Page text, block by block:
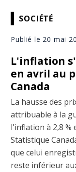
SOCIÉTÉ
Publié le 20 mai
L'inflation
en avril au
Canada
La hausse des
attribuable à la
l'inflation à 2,8 %
Statistique
que celui
reste inférieur